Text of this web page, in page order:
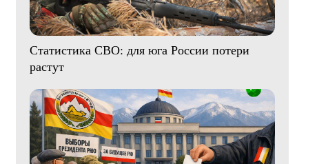
Статистика СВО: для юга России потери
растут